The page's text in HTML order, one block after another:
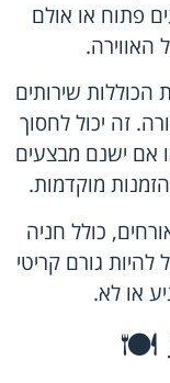
פתוח או אולם
האווירה.
שירותים
זה יכול לחסוך
אם ישנם מבצעים
מוקדמות.
כולל חניה
להיות גורם קריטי
או לא.
🍽️